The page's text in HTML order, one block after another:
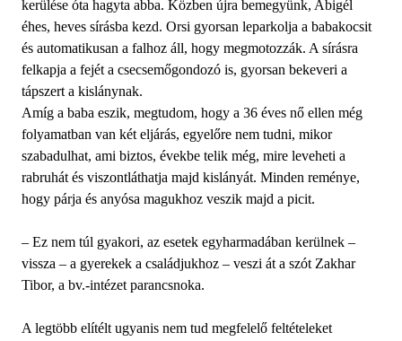
kerülése óta hagyta abba. Közben újra bemegyünk, Abigél
éhes, heves sírásba kezd. Orsi gyorsan leparkolja a babakocsit
és automatikusan a falhoz áll, hogy megmotozzák. A sírásra
felkapja a fejét a csecsemőgondozó is, gyorsan bekeveri a
tápszert a kislánynak.
Amíg a baba eszik, megtudom, hogy a 36 éves nő ellen még
folyamatban van két eljárás, egyelőre nem tudni, mikor
szabadulhat, ami biztos, évekbe telik még, mire leveheti a
rabruhát és viszontláthatja majd kislányát. Minden reménye,
hogy párja és anyósa magukhoz veszik majd a picit.
– Ez nem túl gyakori, az esetek egyharmadában kerülnek –
vissza – a gyerekek a családjukhoz – veszi át a szót Zakhar
Tibor, a bv.-intézet parancsnoka.
A legtöbb elítélt ugyanis nem tud megfelelő feltételeket